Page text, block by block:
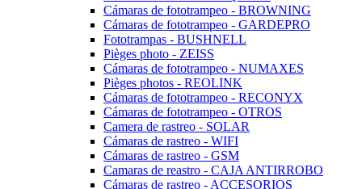
Cámaras de fototrampeo - BROWNING
Cámaras de fototrampeo - GARDEPRO
Fototrampas - BUSHNELL
Pièges photo - ZEISS
Cámaras de fototrampeo - NUMAXES
Pièges photos - REOLINK
Cámaras de fototrampeo - RECONYX
Cámaras de fototrampeo - OTROS
Camera de rastreo - SOLAR
Cámaras de rastreo - WIFI
Cámaras de rastreo - GSM
Camaras de reastro - CAJA ANTIRROBO
Cámaras de rastreo - ACCESORIOS